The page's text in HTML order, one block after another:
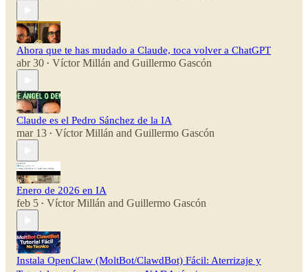
Ahora que te has mudado a Claude, toca volver a ChatGPT
abr 30 • Víctor Millán and Guillermo Gascón
Claude es el Pedro Sánchez de la IA
mar 13 • Víctor Millán and Guillermo Gascón
Enero de 2026 en IA
feb 5 • Víctor Millán and Guillermo Gascón
Instala OpenClaw (MoltBot/ClawdBot) Fácil: Aterrizaje y